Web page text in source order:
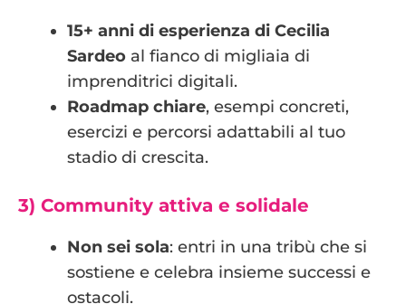
15+ anni di esperienza di Cecilia
Sardeo al fianco di migliaia di
imprenditrici digitali.
Roadmap chiare, esempi concreti,
esercizi e percorsi adattabili al tuo
stadio di crescita.
3) Community attiva e solidale
Non sei sola: entri in una tribù che si
sostiene e celebra insieme successi e
ostacoli.